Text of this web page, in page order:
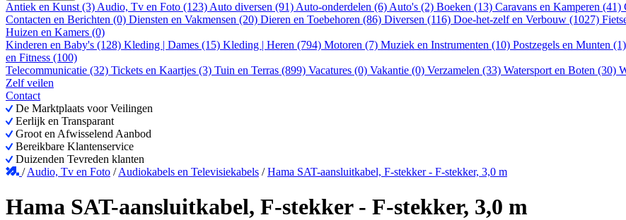
Antiek en Kunst (3) Audio, Tv en Foto (123) Auto diversen (91) Auto-onderdelen (6) Auto's (2) Boeken (13) Caravans en Kamperen (41)
Contacten en Berichten (0) Diensten en Vakmensen (20) Dieren en Toebehoren (86) Diversen (116) Doe-het-zelf en Verbouw (1027)
Huizen en Kamers (0)
Kinderen en Baby's (128) Kleding | Dames (15) Kleding | Heren (794) Motoren (7) Muziek en Instrumenten (10) Postzegels en Munten (1)
en Fitness (100)
Telecommunicatie (32) Tickets en Kaartjes (3) Tuin en Terras (899) Vacatures (0) Vakantie (0) Verzamelen (33) Watersport en Boten (30)
Zelf veilen
Contact
De Marktplaats voor Veilingen
Eerlijk en Transparant
Groot en Afwisselend Aanbod
Bereikbare Klantenservice
Duizenden Tevreden klanten
/Audio, Tv en Foto /Audiokabels en Televisiekabels /Hama SAT-aansluitkabel, F-stekker - F-stekker, 3,0 m
Hama SAT-aansluitkabel, F-stekker - F-stekker, 3,0 m